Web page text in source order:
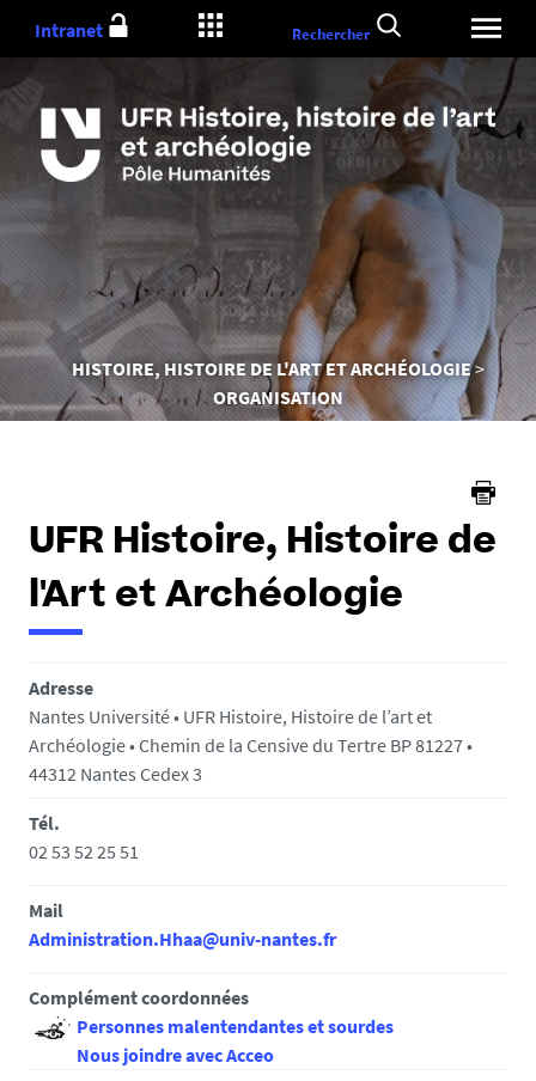
Vous
êtes
ici :
HISTOIRE, HISTOIRE DE L'ART ET ARCHÉOLOGIE
ORGANISATION
Intranet Rechercher
UFR Histoire, Histoire de
l'Art et Archéologie
Adresse
Nantes Université • UFR Histoire, Histoire de l’art et
Archéologie • Chemin de la Censive du Tertre BP 81227 •
44312 Nantes Cedex 3
Tél.
02 53 52 25 51
Mail
Administration.Hhaa@univ-nantes.fr
Complément coordonnées
Personnes malentendantes et sourdes
Nous joindre avec Acceo